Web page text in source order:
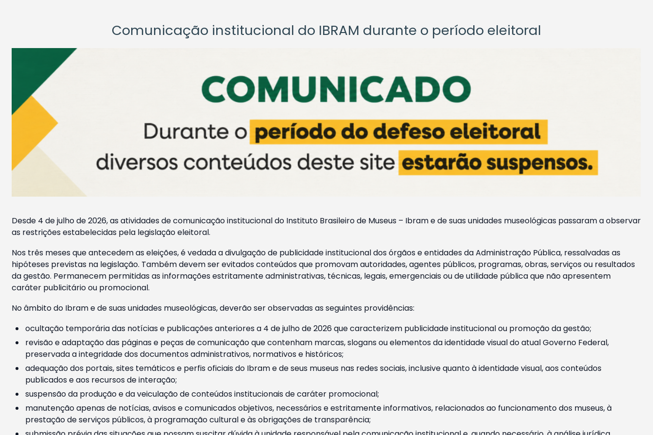
Comunicação institucional do IBRAM durante o período eleitoral
Desde 4 de julho de 2026, as atividades de comunicação institucional do Instituto Brasileiro de Museus – Ibram e de suas unidades museológicas passaram a observar
as restrições estabelecidas pela legislação eleitoral.
Nos três meses que antecedem as eleições, é vedada a divulgação de publicidade institucional dos órgãos e entidades da Administração Pública, ressalvadas as
hipóteses previstas na legislação. Também devem ser evitados conteúdos que promovam autoridades, agentes públicos, programas, obras, serviços ou resultados
da gestão. Permanecem permitidas as informações estritamente administrativas, técnicas, legais, emergenciais ou de utilidade pública que não apresentem
caráter publicitário ou promocional.
No âmbito do Ibram e de suas unidades museológicas, deverão ser observadas as seguintes providências:
ocultação temporária das notícias e publicações anteriores a 4 de julho de 2026 que caracterizem publicidade institucional ou promoção da gestão;
revisão e adaptação das páginas e peças de comunicação que contenham marcas, slogans ou elementos da identidade visual do atual Governo Federal,
preservada a integridade dos documentos administrativos, normativos e históricos;
adequação dos portais, sites temáticos e perfis oficiais do Ibram e de seus museus nas redes sociais, inclusive quanto à identidade visual, aos conteúdos
publicados e aos recursos de interação;
suspensão da produção e da veiculação de conteúdos institucionais de caráter promocional;
manutenção apenas de notícias, avisos e comunicados objetivos, necessários e estritamente informativos, relacionados ao funcionamento dos museus, à
prestação de serviços públicos, à programação cultural e às obrigações de transparência;